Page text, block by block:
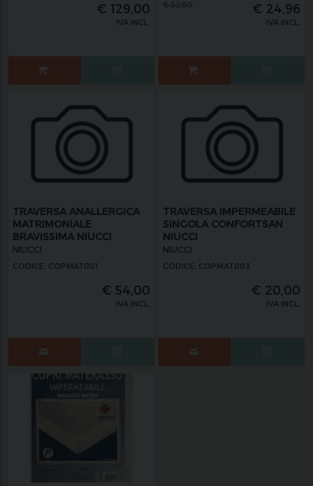
€ 129,00
IVA INCL.
€ 24,96
IVA INCL.
TRAVERSA ANALLERGICA
MATRIMONIALE
BRAVISSIMA NIUCCI
NIUCCI
CODICE: COPMAT001
€ 54,00
IVA INCL.
TRAVERSA IMPERMEABILE
SINGOLA CONFORTSAN
NIUCCI
NIUCCI
CODICE: COPMAT003
€ 20,00
IVA INCL.